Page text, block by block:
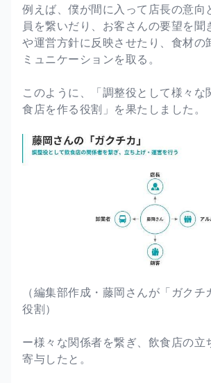
例えば、僕が間に入って店長の意向
員を繋いだり、お客さんの要望を聞
や運営方針に反映させたり、食材の
ミュニケーションを取る。
このように、「調整役として様々な
食店を作る役割」を果たしました。
（編集部作成・藤岡さんが「ガクチ
役割）
ー様々な関係者を繋ぎ、飲食店の立
寄与したと。